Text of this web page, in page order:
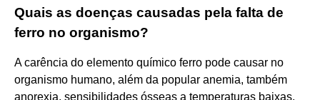
Quais as doenças causadas pela falta de
ferro no organismo?
A carência do elemento químico ferro pode causar no
organismo humano, além da popular anemia, também
anorexia, sensibilidades ósseas a temperaturas baixas,